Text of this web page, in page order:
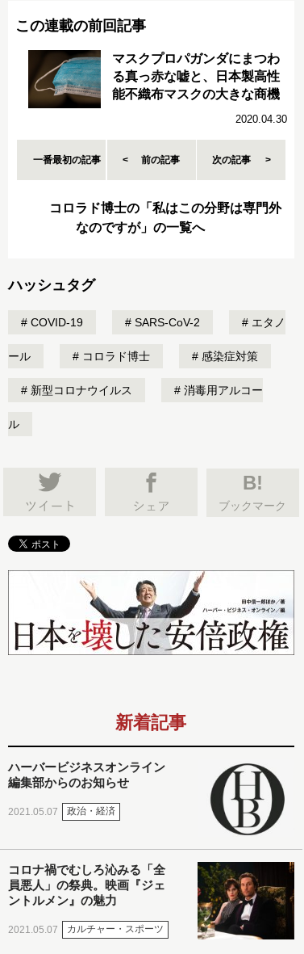
この連載の前回記事
マスクプロパガンダにまつわ
る真っ赤な嘘と、日本製高性
能不織布マスクの大きな商機
2020.04.30
一番最初の記事 前の記事 次の記事
コロラド博士の「私はこの分野は専門外
なのですが」の一覧へ
ハッシュタグ
COVID-19 SARS-CoV-2 エタノ
ール コロラド博士 感染症対策
新型コロナウイルス 消毒用アルコー
ル
B!
ブックマーク
新着記事
ハーバービジネスオンライン
編集部からのお知らせ
2021.05.07 政治・経済
コロナ禍でむしろ沁みる「全
員悪人」の祭典。映画『ジェ
ントルメン』の魅力
2021.05.07 カルチャー・スポーツ